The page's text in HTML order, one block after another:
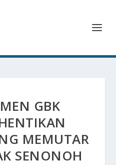
GBK
MEMUTAR
SENONOH